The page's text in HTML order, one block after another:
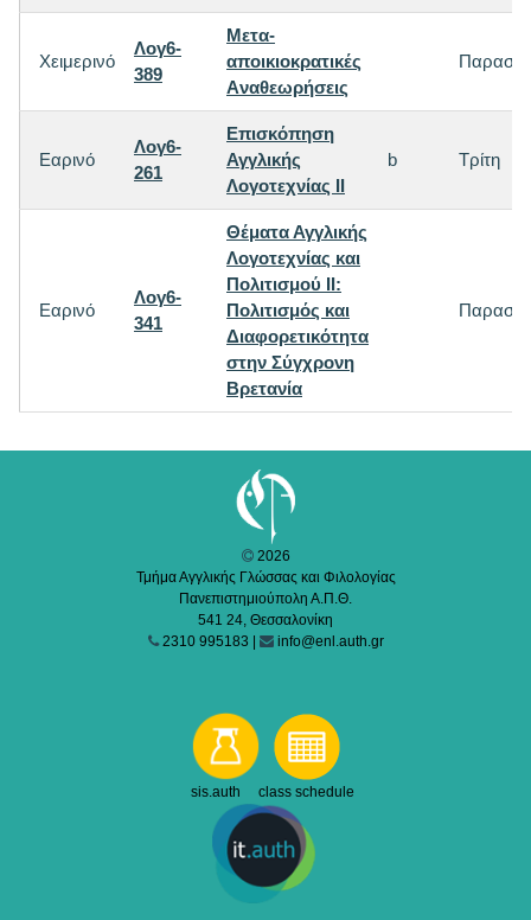
Χειμερινό
Λογ6-
389
Mετα-
αποικιοκρατικές
Aναθεωρήσεις
Εαρινό
Λογ6-
261
Επισκόπηση
Αγγλικής
Λογοτεχνίας ΙΙ
b Τρίτη
Εαρινό
Λογ6-
341
Θέματα Αγγλικής
Λογοτεχνίας και
Πολιτισμού ΙΙ:
Πολιτισμός και
Διαφορετικότητα
στην Σύγχρονη
Βρετανία
2026
Τμήμα Αγγλικής Γλώσσας και Φιλολογίας
Πανεπιστημιούπολη Α.Π.Θ.
541 24, Θεσσαλονίκη
2310 995183 |
info@enl.auth.gr
sis.auth class schedule